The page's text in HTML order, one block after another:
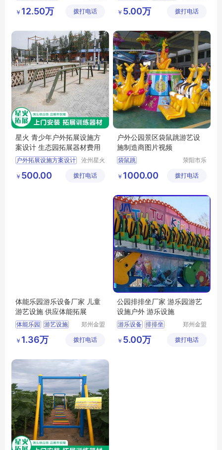
备有限公
￥ 12.50万 拨打电话
有限公司
￥ 5.00万 拨打电话
星火 青少年户外拓展设施方
案设计 生态园拓展器材费用
户外拓展设施方案设计
团建娱乐项目
沧州星火
有限公司
￥ 500.00 拨打电话
户外公园景区袋鼠跳游艺设
施制造商图片视频
袋鼠跳
袋鼠跳制造商
袋鼠跳视频
荥阳市乐
备厂
￥ 1000.00 拨打电话
体能乐园游乐设备厂家 儿童
游艺设施 供应体能拓展
体能乐园 游艺设施
郑州金盟
有限公司
￥ 1.36万 拨打电话
公园排排坐厂家 游乐园游艺
设施户外 游乐设施
游乐设备 排排坐
郑州金盟
有限公司
￥ 5.00万 拨打电话